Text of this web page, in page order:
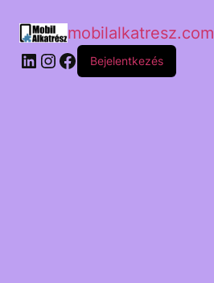
mobilalkatresz.com
Bejelentkezés